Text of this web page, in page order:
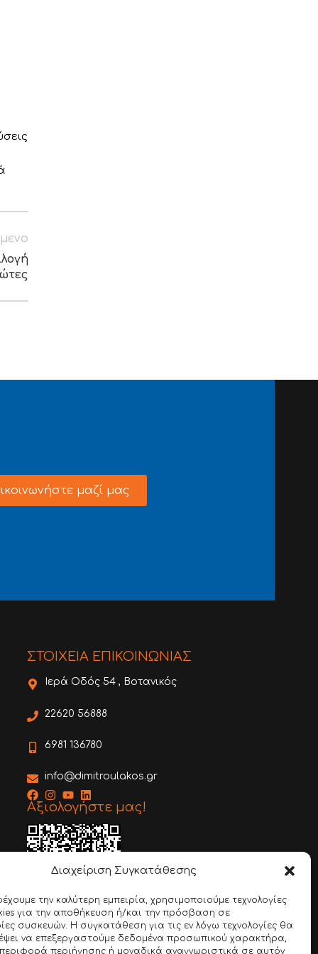
Διαχείριση Συγκατάθεσης
την καλύτερη εμπειρία, χρησιμοποιούμε τεχνολογίες
για την αποθήκευση ή/και την πρόσβαση σε
συσκευών. Η συγκατάθεση για τις εν λόγω τεχνολογίες θα
να επεξεργαστούμε δεδομένα προσωπικού χαρακτήρα,
περιήγησης ή μοναδικά αναγνωριστικά σε αυτόν
μαζί μας
ΣΤΟΙΧΕΙΑ ΕΠΙΚΟΙΝΩΝΙΑΣ
Ιερά Οδός 54 , Βοτανικός
22620 56888
6981 136780
info@dimitroulakos.gr
Αξιολογήστε μας!
Google Review